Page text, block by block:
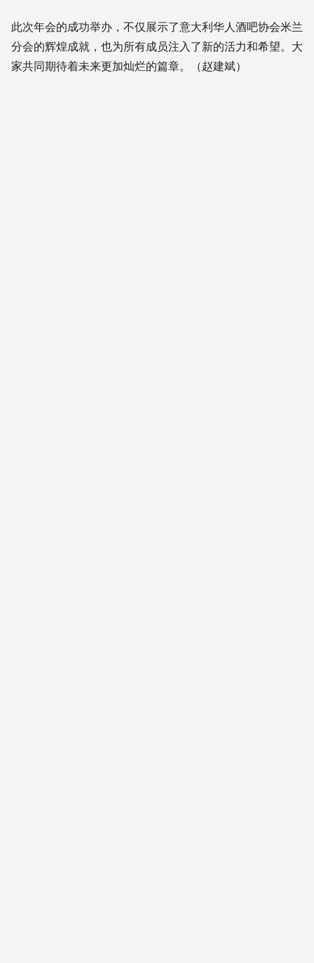
此次年会的成功举办，不仅展示了意大利华人酒吧协会米兰
分会的辉煌成就，也为所有成员注入了新的活力和希望。大
家共同期待着未来更加灿烂的篇章。（赵建斌）